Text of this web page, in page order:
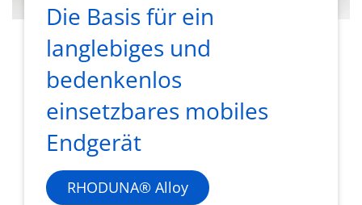
Die Basis für ein
langlebiges und
bedenkenlos
einsetzbares mobiles
Endgerät
RHODUNA® Alloy